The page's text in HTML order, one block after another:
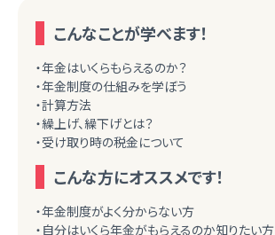
こんなことが学べます！
・年金はいくらもらえるのか？
・年金制度の仕組みを学ぼう
・計算方法
・繰上げ、繰下げとは？
・受け取り時の税金について
こんな方にオススメです！
・年金制度がよく分からない方
・自分はいくら年金がもらえるのか知りたい方